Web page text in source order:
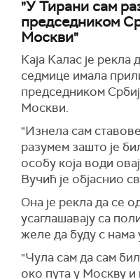
"У Тирани сам
председником
Москви"
Каја Калас је рекла
седмице имала
председником
Москви.
"Изнела сам ставове
разумем зашто је
особу која води
Вучић је објаснио
Она је рекла да се
усаглашавају са
желе да буду с нама
"Чула сам да сам
око пута у Москву